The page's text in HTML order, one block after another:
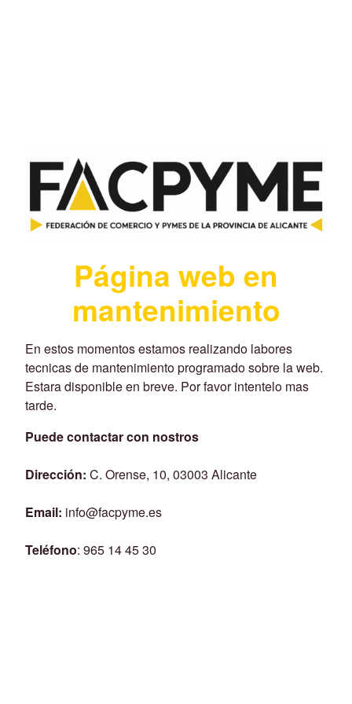
Página web en
mantenimiento
En estos momentos estamos realizando labores
tecnicas de mantenimiento programado sobre la web.
Estara disponible en breve. Por favor intentelo mas
tarde.
Puede contactar con nostros
Dirección: C. Orense, 10, 03003 Alicante
Email: info@facpyme.es
Teléfono: 965 14 45 30